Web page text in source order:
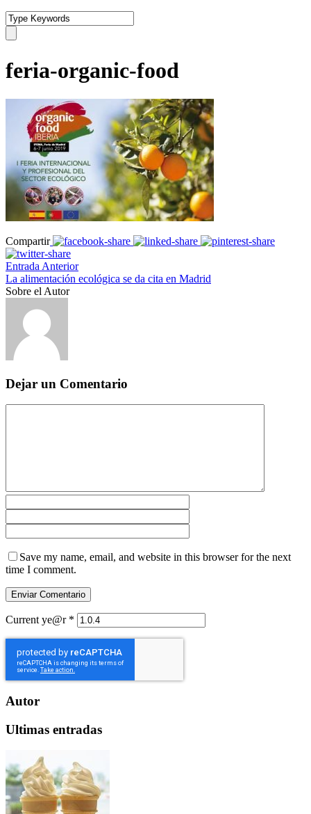
feria-organic-food
Compartir
Entrada Anterior
La alimentación ecológica se da cita en Madrid
Sobre el Autor
Dejar un Comentario
Save my name, email, and website in this browser for the next
time I comment.
Current ye@r *
Autor
Ultimas entradas